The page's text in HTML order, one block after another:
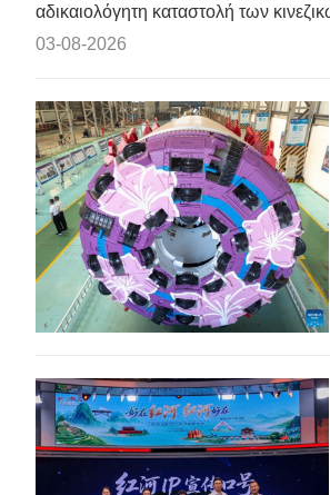
αδικαιολόγητη καταστολή των
03-08-2026